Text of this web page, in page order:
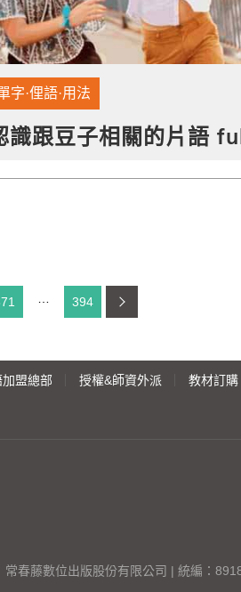
字·俚語·用法
識跟豆子相關的片語
394
盟總部 授權&師資外派 教材訂購
常春藤數位出版股份有限公司 | 統編：